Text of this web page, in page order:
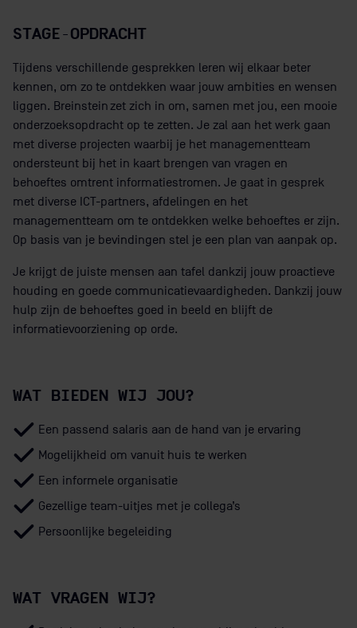
STAGE-OPDRACHT
Tijdens verschillende gesprekken leren wij elkaar beter
kennen, om zo te ontdekken waar jouw ambities en wensen
liggen. Breinstein zet zich in om, samen met jou, een mooie
onderzoeksopdracht op te zetten. Je zal aan het werk gaan
met diverse projecten waarbij je het managementteam
ondersteunt bij het in kaart brengen van vragen en
behoeftes omtrent informatiestromen. Je gaat in gesprek
met diverse ICT-partners, afdelingen en het
managementteam om te ontdekken welke behoeftes er zijn.
Op basis van je bevindingen stel je een plan van aanpak op.
Je krijgt de juiste mensen aan tafel dankzij jouw proactieve
houding en goede communicatievaardigheden. Dankzij jouw
hulp zijn de behoeftes goed in beeld en blijft de
informatievoorziening op orde.
WAT BIEDEN WIJ JOU?
Een passend salaris aan de hand van je ervaring
Mogelijkheid om vanuit huis te werken
Een informele organisatie
Gezellige team-uitjes met je collega’s
Persoonlijke begeleiding
WAT VRAGEN WIJ?